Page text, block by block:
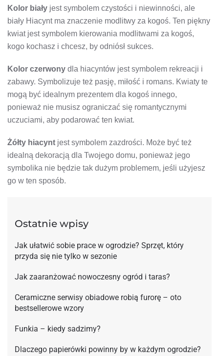
Kolor biały jest symbolem czystości i niewinności, ale
biały Hiacynt ma znaczenie modlitwy za kogoś. Ten piękny
kwiat jest symbolem kierowania modlitwami za kogoś,
kogo kochasz i chcesz, by odniósł sukces.
Kolor czerwony dla hiacyntów jest symbolem rekreacji i
zabawy. Symbolizuje też pasję, miłość i romans. Kwiaty te
mogą być idealnym prezentem dla kogoś innego,
ponieważ nie musisz ograniczać się romantycznymi
uczuciami, aby podarować ten kwiat.
Żółty hiacynt jest symbolem zazdrości. Może być też
idealną dekoracją dla Twojego domu, ponieważ jego
symbolika nie będzie tak dużym problemem, jeśli użyjesz
go w ten sposób.
Ostatnie wpisy
Jak ułatwić sobie prace w ogrodzie? Sprzęt, który
przyda się nie tylko w sezonie
Jak zaaranżować nowoczesny ogród i taras?
Ceramiczne serwisy obiadowe robią furorę – oto
bestsellerowe wzory
Funkia – kiedy sadzimy?
Dlaczego papierówki powinny by w każdym ogrodzie?